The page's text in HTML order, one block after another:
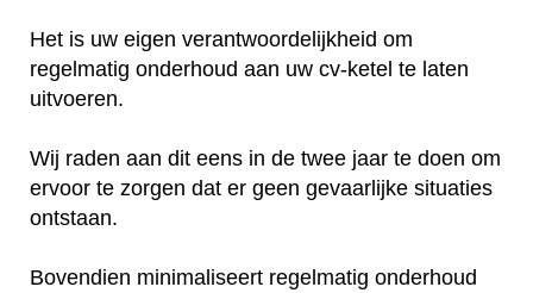
Het is uw eigen verantwoordelijkheid om
regelmatig onderhoud aan uw cv-ketel te laten
uitvoeren.
Wij raden aan dit eens in de twee jaar te doen om
ervoor te zorgen dat er geen gevaarlijke situaties
ontstaan.
Bovendien minimaliseert regelmatig onderhoud